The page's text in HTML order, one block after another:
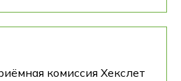
комиссия Хекслет